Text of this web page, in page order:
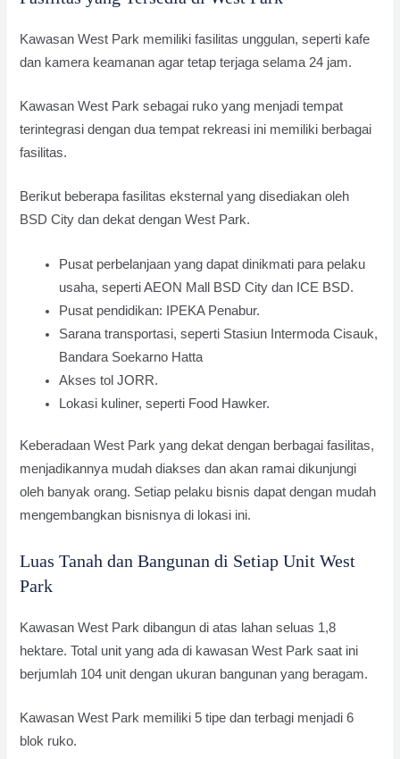
Kawasan West Park memiliki fasilitas unggulan, seperti kafe
dan kamera keamanan agar tetap terjaga selama 24 jam.
Kawasan West Park sebagai ruko yang menjadi tempat
terintegrasi dengan dua tempat rekreasi ini memiliki berbagai
fasilitas.
Berikut beberapa fasilitas eksternal yang disediakan oleh
BSD City dan dekat dengan West Park.
Pusat perbelanjaan yang dapat dinikmati para pelaku
usaha, seperti AEON Mall BSD City dan ICE BSD.
Pusat pendidikan: IPEKA Penabur.
Sarana transportasi, seperti Stasiun Intermoda Cisauk,
Bandara Soekarno Hatta
Akses tol JORR.
Lokasi kuliner, seperti Food Hawker.
Keberadaan West Park yang dekat dengan berbagai fasilitas,
menjadikannya mudah diakses dan akan ramai dikunjungi
oleh banyak orang. Setiap pelaku bisnis dapat dengan mudah
mengembangkan bisnisnya di lokasi ini.
Luas Tanah dan Bangunan di Setiap Unit West
Park
Kawasan West Park dibangun di atas lahan seluas 1,8
hektare. Total unit yang ada di kawasan West Park saat ini
berjumlah 104 unit dengan ukuran bangunan yang beragam.
Kawasan West Park memiliki 5 tipe dan terbagi menjadi 6
blok ruko.